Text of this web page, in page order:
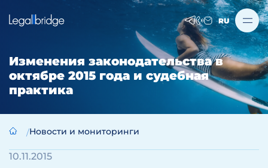
RU
Изменения законодательства в
октябре 2015 года и судебная
практика
Новости и мониторинги
10.11.2015